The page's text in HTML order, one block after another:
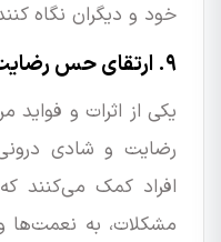
خود و دیگران نگاه
۹. ارتقای حس رضایت و شادی
یکی از اثرات و
رضایت و شادی
افراد کمک می‌کنند
مشکلات، به نعمت‌ها